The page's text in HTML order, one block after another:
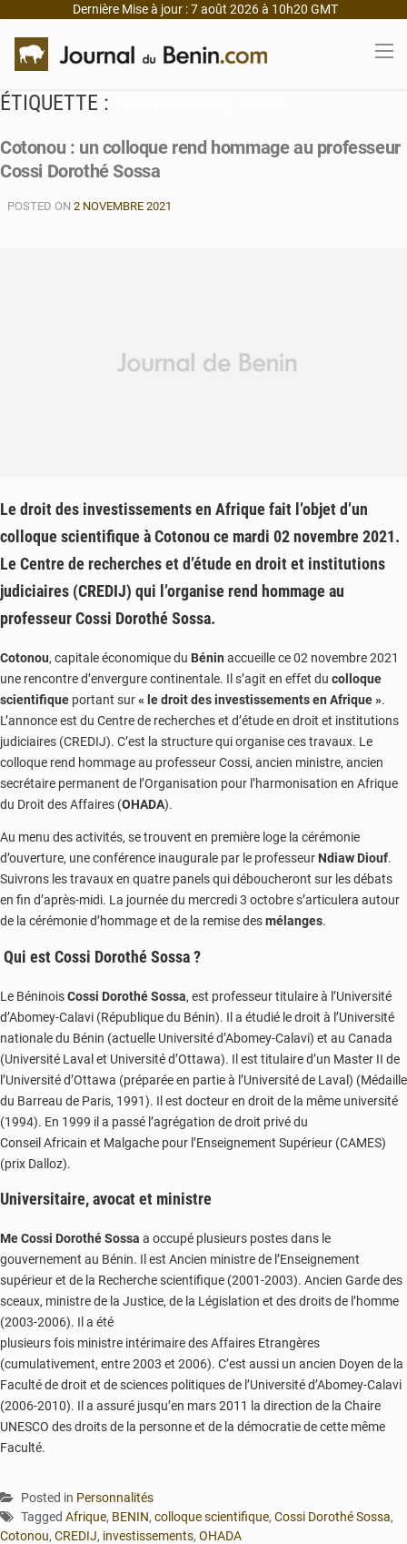
Dernière Mise à jour : 7 août 2026 à 10h20 GMT
ÉTIQUETTE :
Cotonou : un colloque rend hommage au professeur
Cossi Dorothé Sossa
POSTED ON 2 NOVEMBRE 2021
Le droit des investissements en Afrique fait l’objet d’un
colloque scientifique à Cotonou ce mardi 02 novembre 2021.
Le Centre de recherches et d’étude en droit et institutions
judiciaires (CREDIJ) qui l’organise rend hommage au
professeur Cossi Dorothé Sossa.
Cotonou, capitale économique du Bénin accueille ce 02 novembre 2021
une rencontre d’envergure continentale. Il s’agit en effet du colloque
scientifique portant sur« le droit des investissements en Afrique ».
L’annonce est du Centre de recherches et d’étude en droit et institutions
judiciaires (CREDIJ). C’est la structure qui organise ces travaux. Le
colloque rend hommage au professeur Cossi, ancien ministre, ancien
secrétaire permanent de l’Organisation pour l’harmonisation en Afrique
du Droit des Affaires (OHADA).
Au menu des activités, se trouvent en première loge la cérémonie
d’ouverture, une conférence inaugurale par le professeur Ndiaw Diouf.
Suivrons les travaux en quatre panels qui déboucheront sur les débats
en fin d’après-midi. La journée du mercredi 3 octobre s’articulera autour
de la cérémonie d’hommage et de la remise desmélanges.
Qui est Cossi Dorothé Sossa ?
Le BéninoisCossi Dorothé Sossa, est professeur titulaire à l’Université
d’Abomey-Calavi (République du Bénin). Il a étudié le droit à l’Université
nationale du Bénin (actuelle Université d’Abomey-Calavi) et au Canada
(Université Laval et Université d’Ottawa). Il est titulaire d’un Master II de
l’Université d’Ottawa (préparée en partie à l’Université de Laval) (Médaille
du Barreau de Paris, 1991). Il est docteur en droit de la même université
(1994). En 1999 il a passé l’agrégation de droit privé du
Conseil Africain et Malgache pour l’Enseignement Supérieur (CAMES)
(prix Dalloz).
Universitaire, avocat et ministre
Me Cossi Dorothé Sossa a occupé plusieurs postes dans le
gouvernement au Bénin. Il est Ancien ministre de l’Enseignement
supérieur et de la Recherche scientifique (2001-2003). Ancien Garde des
sceaux, ministre de la Justice, de la Législation et des droits de l’homme
(2003-2006). Il a été
plusieurs fois ministre intérimaire des Affaires Etrangères
(cumulativement, entre 2003 et 2006). C’est aussi un ancien Doyen de la
Faculté de droit et de sciences politiques de l’Université d’Abomey-Calavi
(2006-2010). Il a assuré jusqu’en mars 2011 la direction de la Chaire
UNESCO des droits de la personne et de la démocratie de cette même
Faculté.
Posted in Personnalités
Tagged Afrique, BENIN, colloque scientifique, Cossi Dorothé Sossa,
Cotonou, CREDIJ, investissements, OHADA